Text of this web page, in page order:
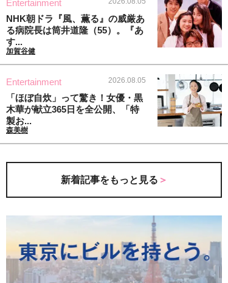
Entertainment
NHK朝ドラ『風、薫る』の威厳あ
る病院長は筒井道隆（55）。『あ
す...
加賀谷健
Entertainment 2026.08.05
「ほぼ自炊」って驚き！女優・黒
木華が献立365日を全公開、「特
製お...
森美樹
新着記事をもっと見る